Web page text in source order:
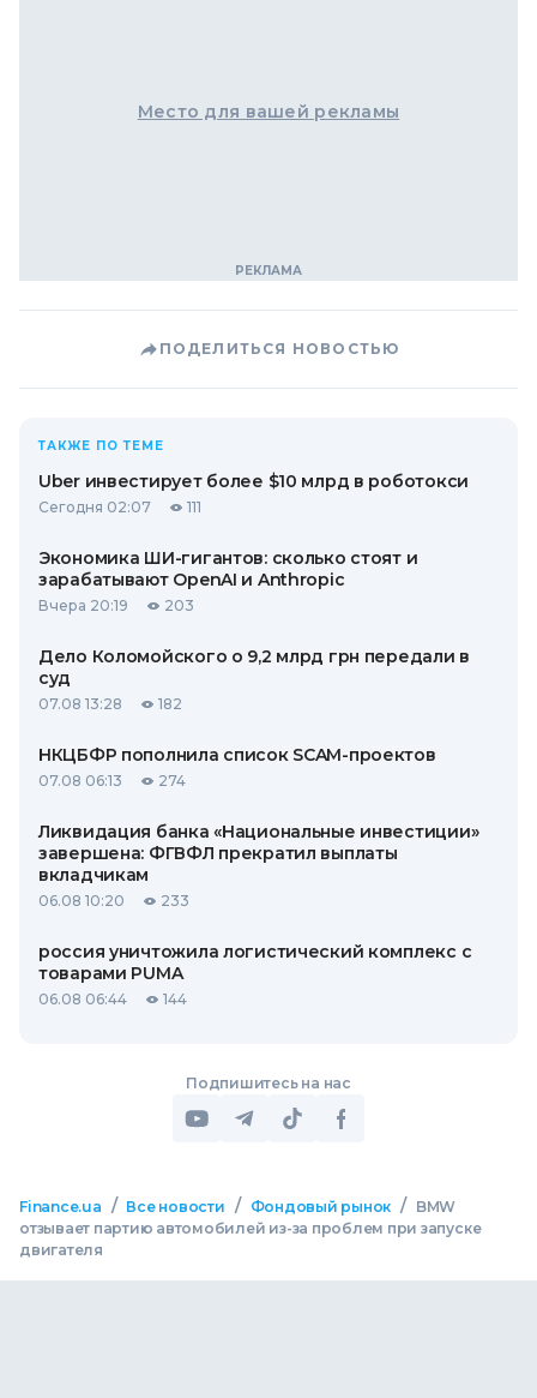
Место для вашей рекламы
ПОДЕЛИТЬСЯ НОВОСТЬЮ
ТАКЖЕ ПО ТЕМЕ
Uber инвестирует более $10 млрд в роботокси
Сегодня 02:07 111
Экономика ШИ-гигантов: сколько стоят и
зарабатывают OpenAI и Anthropic
Вчера 20:19 203
Дело Коломойского о 9,2 млрд грн передали в
суд
07.08 13:28 182
НКЦБФР пополнила список SCAM-проектов
07.08 06:13 274
Ликвидация банка «Национальные инвестиции»
завершена: ФГВФЛ прекратил выплаты
вкладчикам
06.08 10:20 233
россия уничтожила логистический комплекс с
товарами PUMA
06.08 06:44 144
Подпишитесь на нас
Finance.ua / Все новости / Фондовый рынок /
BMW
отзывает партию автомобилей из-за проблем при запуске
двигателя